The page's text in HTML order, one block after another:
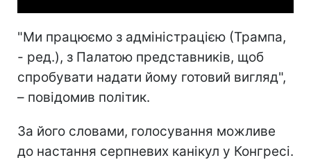
"Ми працюємо з адміністрацією (Трампа,
- ред.), з Палатою представників, щоб
спробувати надати йому готовий вигляд",
– повідомив політик.
За його словами, голосування можливе
до настання серпневих канікул у Конгресі.